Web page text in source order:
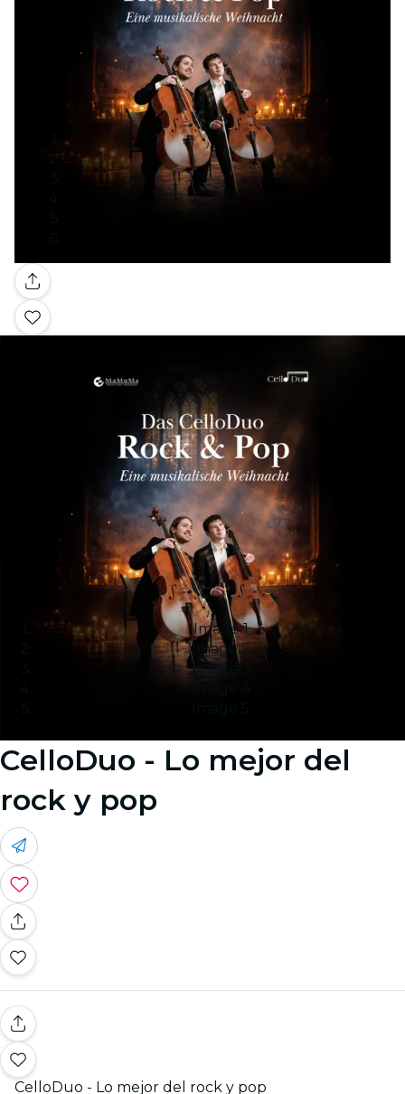
Galería
Image 1
Image 2
Image 3
Image 4
Image 5
CelloDuo - Lo mejor del
rock y pop
CelloDuo - Lo mejor del rock y pop